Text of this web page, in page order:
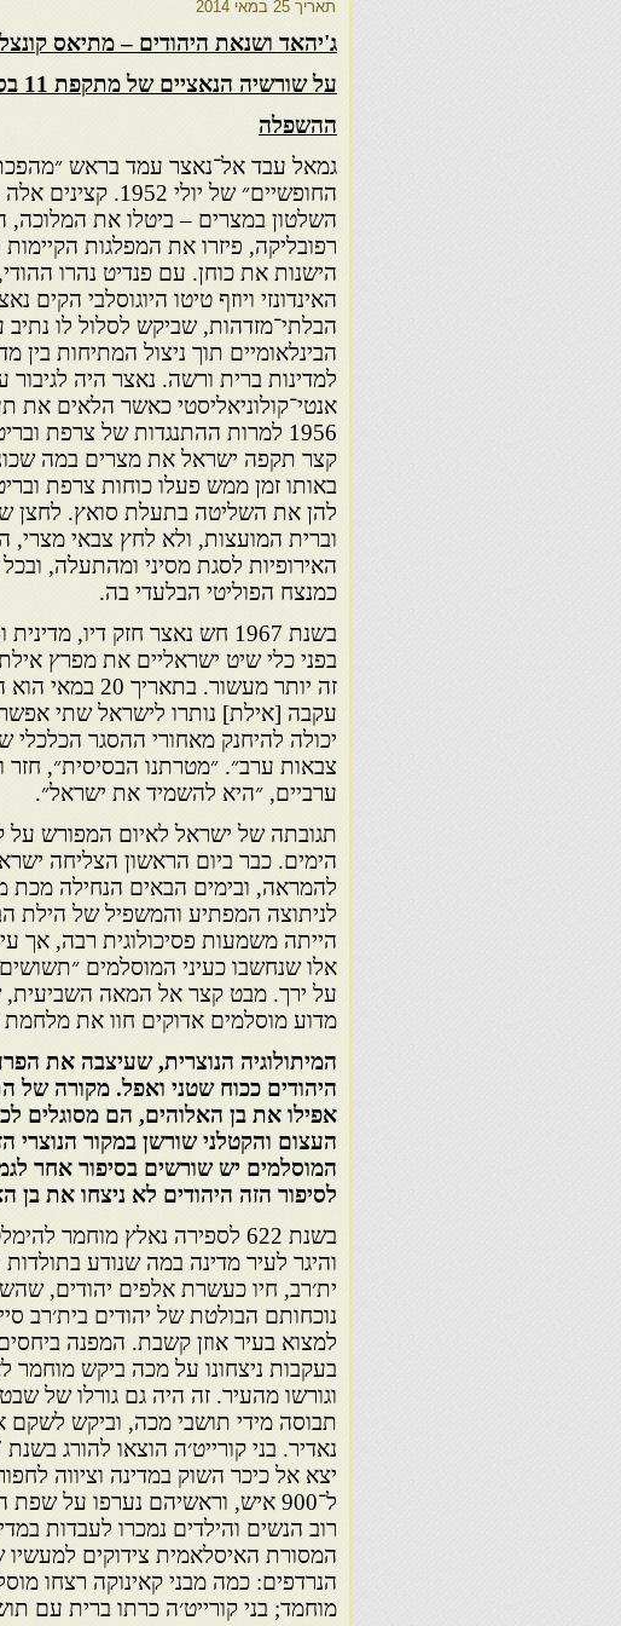
תאריך 25 במאי 2014
ג'יהאד ושנאת היהודים – מתיאס
על שורשיה הנאציים של מתקפת 11 בספטמבר.
ההשפלה
גמאל עבד אל־נאצר עמד בראש
החופשיים״ של יולי
השלטון במצרים – ביטלו את המלוכה,
רפובליקה, פיזרו את המפלגות
הישנות את כוחן. עם פנדיט נהרו
האינדונזי ויוזף טיטו היוגוסלבי הקים
הבלתי־מזדהות, שביקש לסלול לו נתיב
הבינלאומיים תוך ניצול המתיחות בין
למדינות ברית ורשה. נאצר היה לגיבור
אנטי־קולוניאליסטי כאשר הלאים את
1956 למרות ההתנגדות של צרפת
קצר תקפה ישראל את מצרים במה
באותו זמן ממש פעלו כוחות צרפת
להן את השליטה בתעלת סואץ. לחצן
וברית המועצות, ולא לחץ צבאי
האירופיות לסגת מסיני ומהתעלה,
כמנצח הפוליטי הבלעדי בה.
בשנת 1967 חש נאצר חזק דיו,
בפני כלי שיט ישראליים את מפרץ
זה יותר
עקבה [אילת] נותרו לישראל שתי
יכולה להיחנק מאחורי ההסגר
צבאות ערב״. ״מטרתנו הבסיסית״, חזר
ערביים, ״היא להשמיד את ישראל״.
תגובתה של ישראל לאיום המפורש
הימים. כבר ביום הראשון הצליחה
להמראה, ובימים הבאים הנחילה מכת
לניתוצה המפתיע והמשפיל של הילת
הייתה משמעות פסיכולוגית רבה, אך
אלו שנחשבו כעיני המוסלמים
על ירך. מבט קצר אל המאה השביעית,
מדוע מוסלמים אדוקים חוו את
המיתולוגיה הנוצרית, שעיצבה את
היהודים ככוח שטני ואפל. מקורה של
אפילו את בן האלוהים, הם מסוגלים
העצום והקטלני שורשן במקור הנוצרי
המוסלמים יש שורשים בסיפור אחר
לסיפור הזה היהודים לא ניצחו את בן
בשנת 622 לספירה נאלץ
והיגר לעיר מדינה במה שנודע
ית׳רב, חיו כעשרת אלפים יהודים,
נוכחותם הבולטת של יהודים בית׳רב
בעקבות ניצחונו על מכה ביקש מוחמר
וגורשו מהעיר. זה היה גם גורלו של
תבוסה מידי תושבי מכה, וביקש
ל־900 איש, וראשיהם נערפו על
רוב הנשים והילדים נמכרו לעבדות
המסורת האיסלאמית צידוקים למעשיו
הנרדפים: כמה מבני קאינוקה רצחו
מוחמד; בני קורייט׳ה כרתו ברית עם